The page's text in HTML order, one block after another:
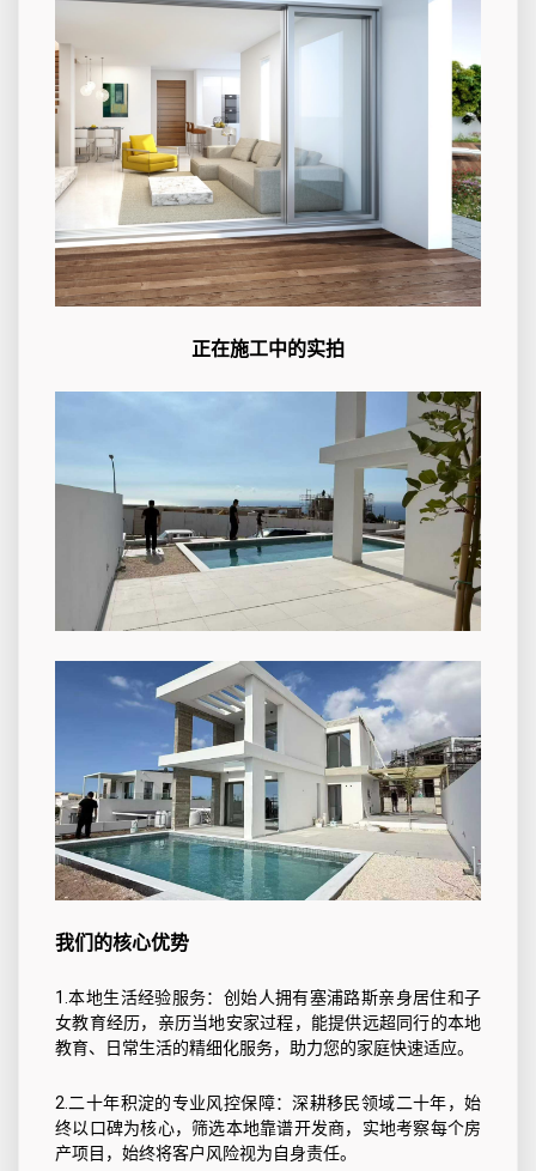
正在施工中的实拍
我们的核心优势
1.本地生活经验服务：创始人拥有塞浦路斯亲身居住和子
女教育经历，亲历当地安家过程，能提供远超同行的本地
教育、日常生活的精细化服务，助力您的家庭快速适应。
2.二十年积淀的专业风控保障：深耕移民领域二十年，始
终以口碑为核心，筛选本地靠谱开发商，实地考察每个房
产项目，始终将客户风险视为自身责任。